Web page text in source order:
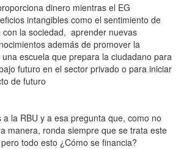
dinero mientras el EG
intangibles como el sentimiento de
con la sociedad, aprender nuevas
además de promover la
escuela que prepara la ciudadano para
futuro en el sector privado o para iniciar
de futuro
la RBU y a esa pregunta que, como no
manera, ronda siempre que se trata este
todo esto ¿Cómo se financia?